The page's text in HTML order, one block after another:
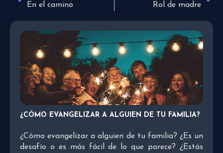
En el camino
Rol de madre
¿CÓMO EVANGELIZAR A ALGUIEN DE TU FAMILIA?
¿Cómo evangelizar a alguien de tu familia? ¿Es un
desafío o es más fácil de lo que parece? ¿Estás